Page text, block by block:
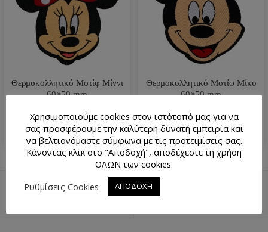
Θερμοκολλητικό Μοτίφ Μίννι
60×50 mm
3.50€
Θερμοκολλητικό Μοτίφ Μίκυ
60×50 mm
3.50€
ΧΆΡΤΗΣ
Χρησιμοποιούμε cookies στον ιστότοπό μας για να
σας προσφέρουμε την καλύτερη δυνατή εμπειρία και
να βελτιονόμαστε σύμφωνα με τις προτειμίσεις σας.
Κάνοντας κλικ στο "Αποδοχή", αποδέχεστε τη χρήση
ΟΛΩΝ των cookies.
Ρυθμίσεις Cookies
ΑΠΟΔΟΧΗ